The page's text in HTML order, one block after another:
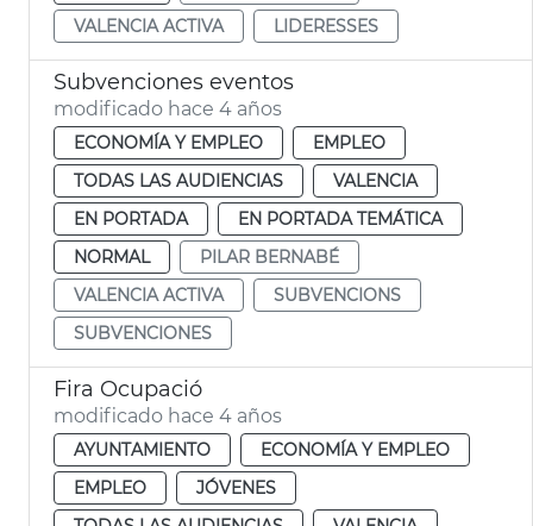
VALENCIA ACTIVA
LIDERESSES
Subvenciones eventos
modificado hace 4 años
ECONOMÍA Y EMPLEO
EMPLEO
TODAS LAS AUDIENCIAS
VALENCIA
EN PORTADA
EN PORTADA TEMÁTICA
NORMAL
PILAR BERNABÉ
VALENCIA ACTIVA
SUBVENCIONS
SUBVENCIONES
Fira Ocupació
modificado hace 4 años
AYUNTAMIENTO
ECONOMÍA Y EMPLEO
EMPLEO
JÓVENES